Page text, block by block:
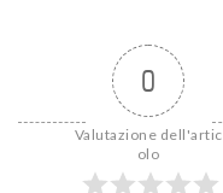
0
Valutazione dell'artic
olo